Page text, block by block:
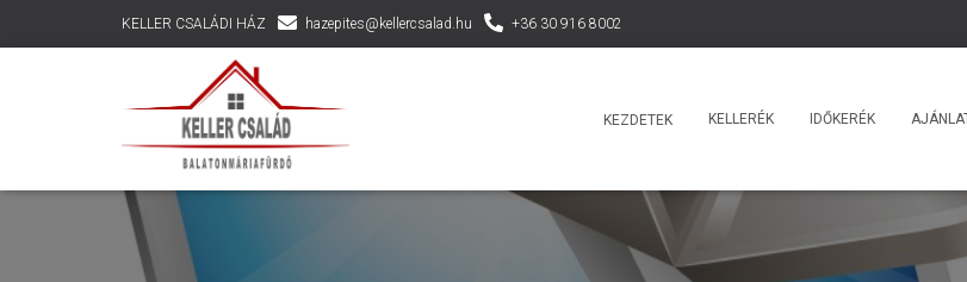
KELLER CSALÁDI HÁZ hazepites@kellercsalad.hu +36 30 916 8002
KEZDETEK KELLERÉK IDŐKERÉK